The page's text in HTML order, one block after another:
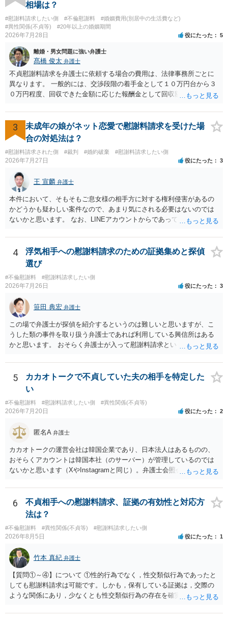
談してみてはいかがでしょうか。 以上、ご参考まで。
相場は？
#慰謝料請求したい側 #不倫慰謝料
#婚姻費用(別居中の生活費など)
#異性関係(不貞等)
#20年以上の婚姻期間
2026年7月28日 役にたった 5
離婚・男女問題に強い弁護士
髙橋 俊太 弁護士
不貞慰謝料請求を弁護士に依頼する場合の費用は、法律事務所ごとに
異なります。 一般的には、交渉段階の着手金として１０万円台から３
０万円程度、回収できた金額に応じた報酬金として回収額の１０％か
には、追加着手金や日当、実費が発生することもあります。 もっと
も、証拠が十分にあるか、相手方の住所・勤務先が分かるか、慰謝料
額、離婚の有無、交渉で終わるか訴訟まで見込むかによって、費用は
変わり得ます。依頼前に、交渉だけの場合、訴訟になった場合、回収
できなかった場合の費用を確認しておくとよいでしょう。 弁護士選び
では、不貞慰謝料案件の経験が相応にあるか、費用体系が明確か、見
通しを過度に楽観的に言い過ぎないか、質問に具体的に答えてくれる
か、連絡方法（メール、電話、弁護士直接か事務局員を介するかな
ど）や対応スピードが合うかを確認するとよいと思います。いずれに
しましても、弁護士への相談・依頼にあたっては、証拠資料、夫と相
手方の関係、相手方の氏名・住所等、夫婦関係への影響、離婚予定の
有無など事実関係をよく整理して相談されることをお勧めいたしま
す。
3
未成年の娘がネット恋愛で慰謝料請求を受けた場
合の対処法は？
#慰謝料請求された側 #裁判 #婚約破棄 #慰謝料請求したい側
2026年7月27日 役にたった 3
王 宣麟 弁護士
本件において、そもそもご息女様の相手方に対する権利侵害があるの
かどうかも疑わしい案件なので、あまり気にされる必要はないのでは
ないかと思います。 なお、LINEアカウントからであっても、そこに紐
るパターンはありえるものの、本件のような精神的損害が発生したと
明確にいえないような案件において開示がなされる可能性も低いので
はないかと推察します。
4
浮気相手への慰謝料請求のための証拠集めと探偵
選び
#不倫慰謝料 #慰謝料請求したい側
2026年7月26日 役にたった 3
笹田 典宏 弁護士
この場で弁護士が探偵を紹介するというのは難しいと思いますが、こ
うした類の事件を取り扱う弁護士であれば利用している興信所はある
かと思います。 おそらく弁護士が入って慰謝料請求という流れになる
めします。
5
カカオトークで不貞していた夫の相手を特定した
い
#不倫慰謝料 #慰謝料請求したい側 #異性関係(不貞等)
2026年7月20日 役にたった 2
匿名A 弁護士
カカオトークの運営会社は韓国企業であり、日本法人はあるものの、
おそらくアカウントは韓国本社（のサーバー）が管理しているのでは
ないかと思います（XやInstagramと同じ）。弁護士会照会は日本法に
対する照会は基本的にできないと解されています（弁護士会によって
は例外的に認める扱いもありますが、かなり限定されているので一般
的ではないでしょう）。もし韓国本社がアカウント管理をしているな
ら、日本法人へ送っても「ウチでは管理していない」という回答にな
ります。 個人で直接他人のID情報の開示を求めても拒否されるでしょ
6
不貞相手への慰謝料請求、証拠の有効性と対応方
法は？
#不倫慰謝料 #異性関係(不貞等) #慰謝料請求したい側
2026年8月5日 役にたった 1
竹本 真紀 弁護士
【質問①～④】について ①性的行為でなく，性交類似行為であったと
しても慰謝料請求は可能です。しかも，保有している証拠は，交際の
ような関係にあり，少なくとも性交類似行為の存在を確実に証明でき
ことを窺わせるものです。）。ですから，慰謝料請求を進めることで